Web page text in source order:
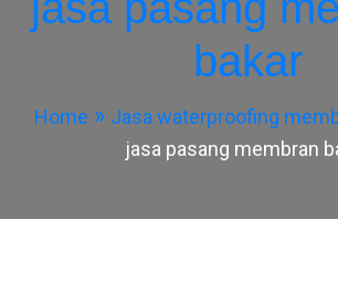
bakar
Home
Jasa waterproofing
jasa pasang membran